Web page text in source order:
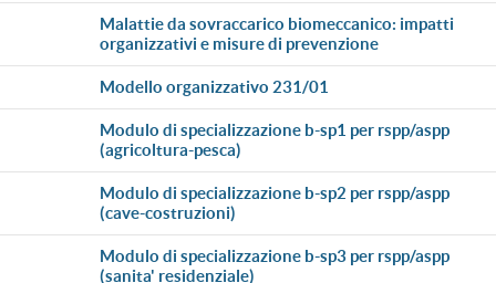
malattie da sovraccarico biomeccanico: impatti
organizzativi e misure di prevenzione
modello organizzativo 231/01
modulo di specializzazione b-sp1 per rspp/aspp
(agricoltura-pesca)
modulo di specializzazione b-sp2 per rspp/aspp
(cave-costruzioni)
modulo di specializzazione b-sp3 per rspp/aspp
(sanita' residenziale)